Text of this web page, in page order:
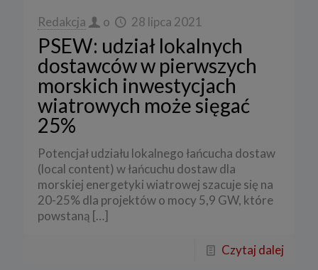
Redakcja o 28 lipca 2021
PSEW: udział lokalnych
dostawców w pierwszych
morskich inwestycjach
wiatrowych może sięgać
25%
Potencjał udziału lokalnego łańcucha dostaw
(local content) w łańcuchu dostaw dla
morskiej energetyki wiatrowej szacuje się na
20-25% dla projektów o mocy 5,9 GW, które
powstaną […]
Czytaj dalej